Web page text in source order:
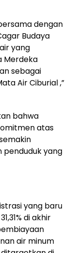
dengan
Budaya
yang
Merdeka
sebagai
Air Ciburial ,”
bahwa
atas
yang
yang baru
di akhir
air minum